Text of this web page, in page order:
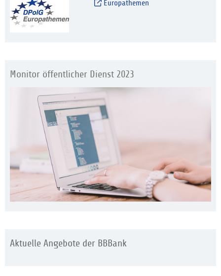
Europathemen
Monitor öffentlicher Dienst 2023
Aktuelle Angebote der BBBank